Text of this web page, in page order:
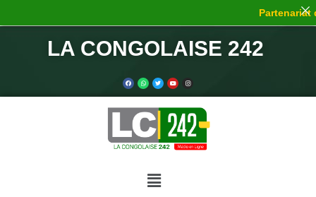
LA CONGOLAISE 242
Partenariat de